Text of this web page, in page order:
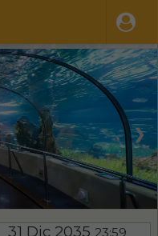
❯
31 Dic 2035 23:59